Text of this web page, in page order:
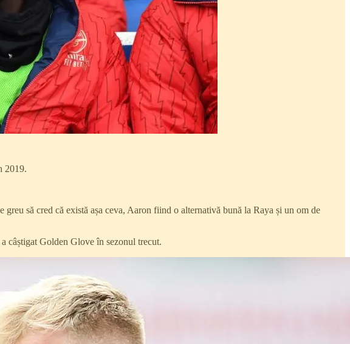
2019.
să cred că există așa ceva, Aaron fiind o alternativă bună la Raya și un om de
câștigat Golden Glove în sezonul trecut.